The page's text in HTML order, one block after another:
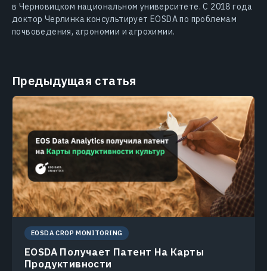
в Черновицком национальном университете. С 2018 года
доктор Черлинка консультирует EOSDA по проблемам
почвоведения, агрономии и агрохимии.
Предыдущая статья
EOSDA CROP MONITORING
EOSDA Получает Патент На Карты
Продуктивности